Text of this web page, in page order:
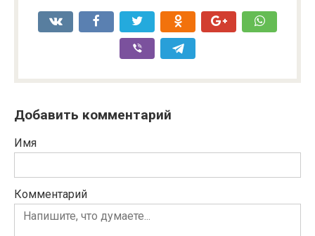
Добавить комментарий
Имя
Комментарий